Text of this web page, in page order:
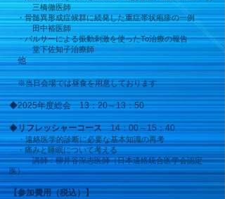
三橋徹医師
・骨髄異形成症候群に続発した重症帯状疱疹の一例
田中裕医師
・パルサーによる振動刺激を使ったTo治療の報告
堂下佐知子治療師
他
​ ​
※当日会場では昼食を用意しております
◆2025年度総会 13：20～13：50
◆リフレッシャーコース14：00～15：40
・遠絡医学的診断に必要な基本知識の再考
​ ・痛みと睡眠について考える
講師：柳井谷深志医師（日本遠絡統合医学会認定
医）
【参加費用（税込）】